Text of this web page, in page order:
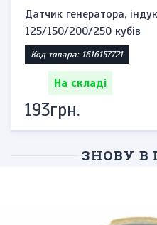
Датчик генератора,
125/150/200/250 кубів
Код товара: 1616157721
На складі
193грн.
ЗНОВУ